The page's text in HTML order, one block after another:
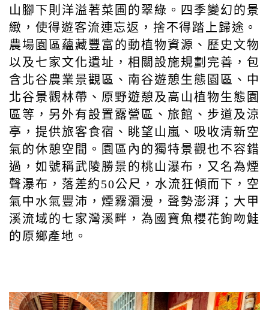
山腳下則洋溢著菜圃的翠綠。四季變幻的景
緻，使得遊客流連忘返，捨不得踏上歸途。
農場園區蘊藏豐富的動植物資源、歷史文物
以及七家文化遺址，相關設施規劃完善，包
含北谷農業景觀區、南谷遊憩生態園區、中
北谷景觀林帶、原野遊憩及高山植物生態園
區等，另外有設置露營區、旅館、步道及涼
亭，提供旅客食宿、眺望山嵐、吸收清新空
氣的休憩空間。園區內的獨特景觀也不容錯
過，如號稱武陵勝景的桃山瀑布，又名為煙
聲瀑布，落差約50公尺，水流狂傾而下，空
氣中水氣豐沛，煙霧瀰漫，聲勢澎湃；大甲
溪流域的七家灣溪畔，為國寶魚櫻花鉤吻鮭
的原鄉產地。